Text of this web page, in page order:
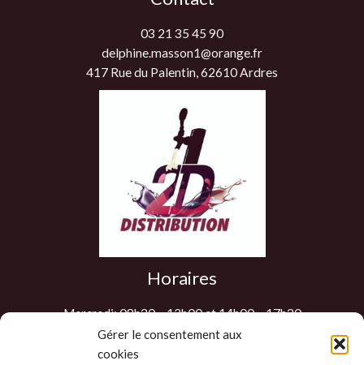
Gérer le consentement aux
cookies
03 21 35 45 90
delphine.masson1@orange.fr
417 Rue du Palentin, 62610 Ardres
Horaires
Mercredi: 08h30 – 12h00 et 14h00 – 17h30
Jeudi: 08h30 – 12h00 et 14h00 – 17h30
Vendredi: 08h30 – 12h00 et 14h00 – 17h30